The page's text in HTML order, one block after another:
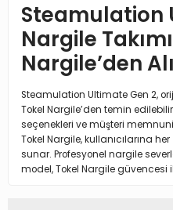
Steamulation
Nargile
Nargile’den
Steamulation Ultimate Gen 2,
Tokel Nargile’den temin
seçenekleri ve müşteri
Tokel Nargile, kullanıcılarına
sunar. Profesyonel nargile
model, Tokel Nargile güvencesi